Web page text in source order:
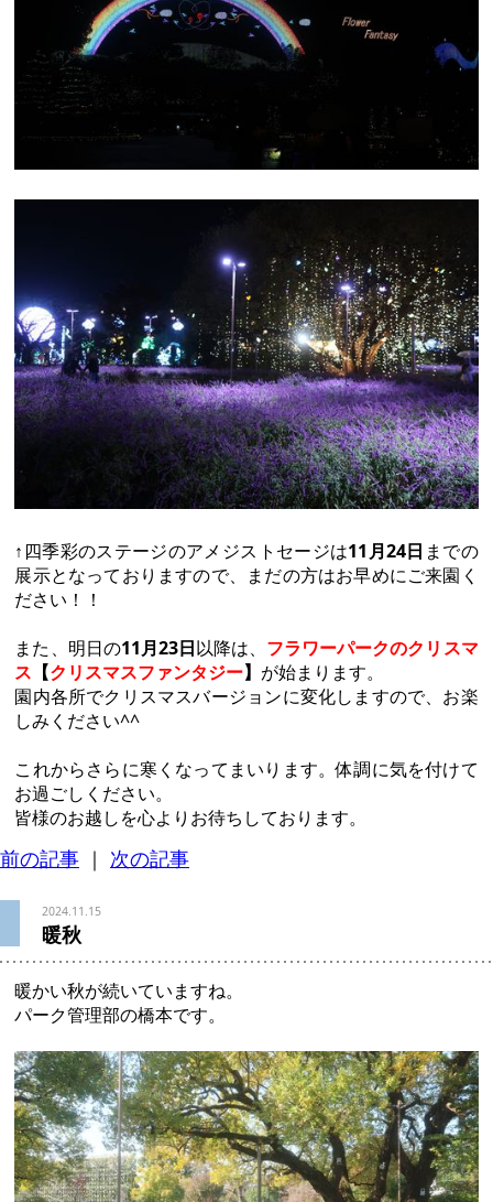
↑四季彩のステージのアメジストセージは11月24日 までの
展示となっておりますので、まだの方はお早めにご来園く
ださい！！
また、明日の11月23日以降は、 フラワーパークのクリスマ
ス 【クリスマスファンタジー】 が始まります。
園内各所でクリスマスバージョンに変化しますので、お楽
しみください^^
これからさらに寒くなってまいります。体調に気を付けて
お過ごしください。
皆様のお越しを心よりお待ちしております。
前の記事 ｜ 次の記事
2024.11.15
暖秋
暖かい秋が続いていますね。
パーク管理部の橋本です。